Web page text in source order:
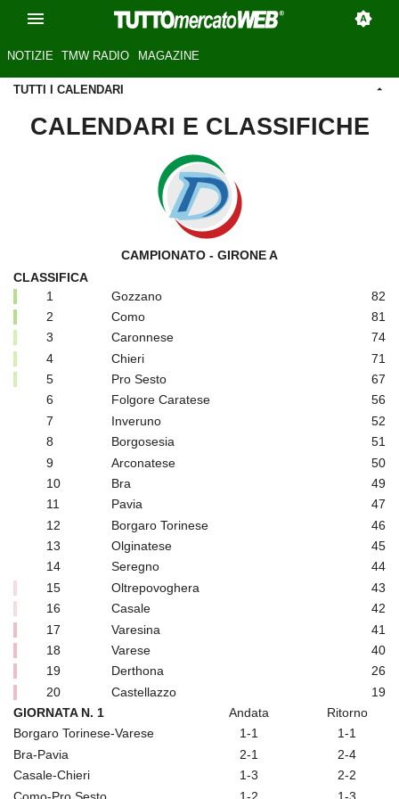
NOTIZIE TMW RADIO MAGAZINE
TUTTI I CALENDARI
CALENDARI E CLASSIFICHE
CAMPIONATO - GIRONE A
CLASSIFICA
1
Gozzano
82
2
Como
81
3
Caronnese
74
4
Chieri
71
5
Pro Sesto
67
6
Folgore Caratese
56
7
Inveruno
52
8
Borgosesia
51
9
Arconatese
50
10
Bra
49
11
Pavia
47
12
Borgaro Torinese
46
13
Olginatese
45
14
Seregno
44
15
Oltrepovoghera
43
16
Casale
42
17
Varesina
41
18
Varese
40
19
Derthona
26
20
Castellazzo
19
GIORNATA N. 1
Andata
Ritorno
Borgaro Torinese-Varese
1-1
1-1
Bra-Pavia
2-1
2-4
Casale-Chieri
1-3
2-2
Como-Pro Sesto
1-2 1-3